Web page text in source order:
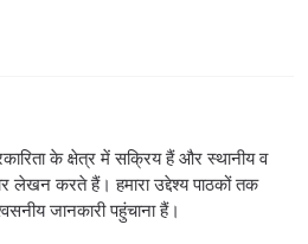
के क्षेत्र में सक्रिय हैं और स्थानीय व
लेखन करते हैं। हमारा उद्देश्य पाठकों तक
जानकारी पहुंचाना हैं।